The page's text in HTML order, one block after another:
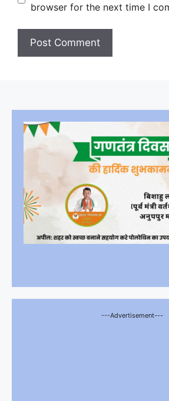
browser for the next time I
---Advertisement---